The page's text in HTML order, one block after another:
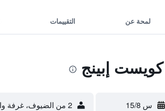
لمحة عن التقييمات
إبينج
س 15/8 2 من الضيوف، غرفة واحدة